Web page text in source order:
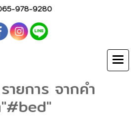
978-9280
ยการ จากคำ